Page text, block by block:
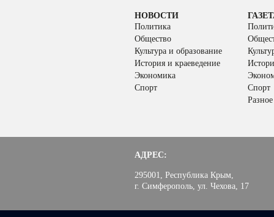
НОВОСТИ
Политика
Общество
Культура и образование
История и краеведение
Экономика
Спорт
Спорт
Разное
АДРЕС:
295001, Республика Крым,
г. Симферополь, ул. Чехова, 17